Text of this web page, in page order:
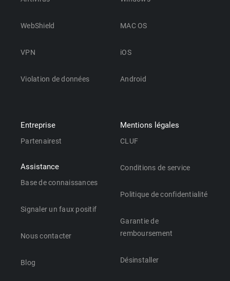
WebShield
VPN
Violation de données
MAC OS
iOS
Android
Entreprise
Partenairest
Assistance
Base de connaissances
Signaler un faux positif
Nous contacter
Blog
Mentions légales
CLUF
Conditions de service
Politique de confidentialité
Garantie de
remboursement
Désinstaller